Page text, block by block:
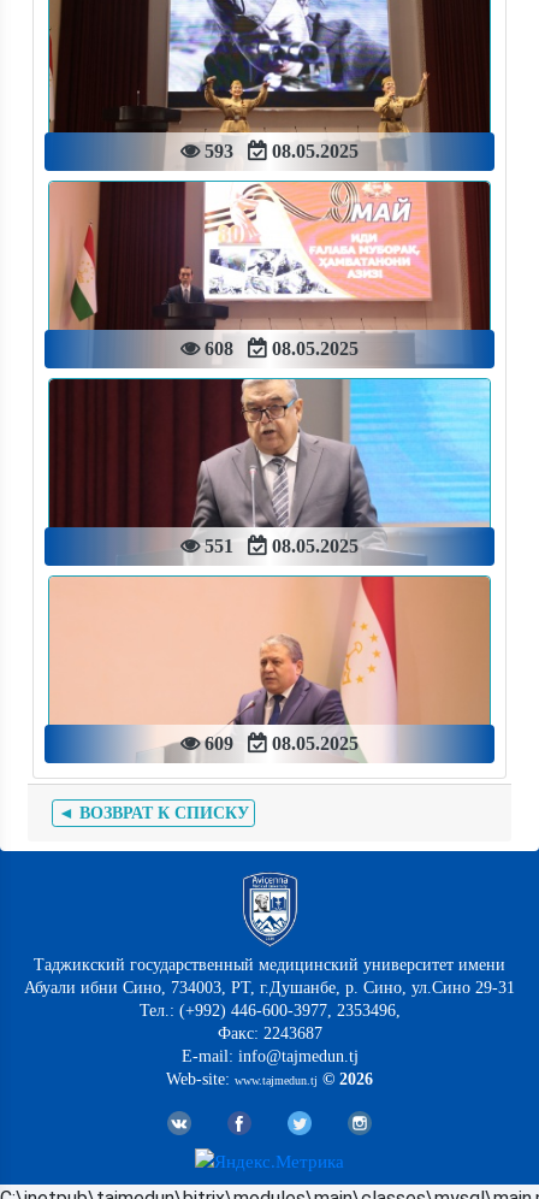
593 08.05.2025
608 08.05.2025
551 08.05.2025
609 08.05.2025
◄ ВОЗВРАТ К СПИСКУ
Таджикский государственный медицинский университет имени
Абуали ибни Сино, 734003, РТ, г.Душанбе, р. Сино, ул.Сино 29-31
Тел.: (+992) 446-600-3977, 2353496,
Факс: 2243687
E-mail: info@tajmedun.tj
Web-site: www.tajmedun.tj © 2026